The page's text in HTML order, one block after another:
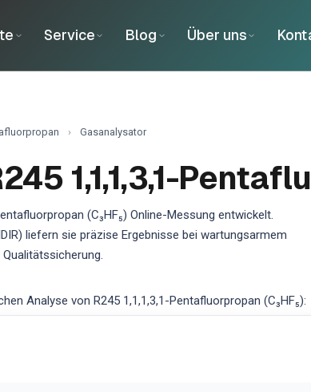
Service Blog Über uns
› Gasanalysator
1,1,1,3,1-
(C₃HF₅) Online-Messung entwickelt.
liefern sie präzise Ergebnisse bei wartungsarmem
Analyse von R245 1,1,1,3,1-Pentafluorpropan (C₃HF₅):